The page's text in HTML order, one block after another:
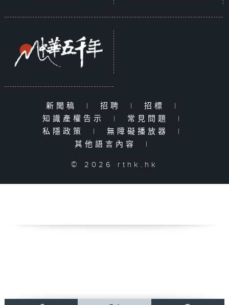
新聞稿 | 招聘 | 招標
|
知識產權告示
| 常見問題
|
私隱政策
| 無障礙播放器
|
其他語言內容
|
© 2026 rthk.hk